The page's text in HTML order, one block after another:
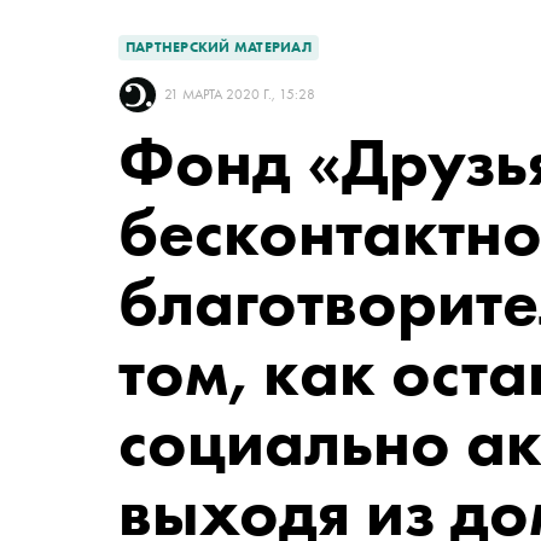
ПАРТНЕРСКИЙ МАТЕРИАЛ
21 МАРТА 2020 Г., 15:28
Фонд
том, как
социально
выходя из